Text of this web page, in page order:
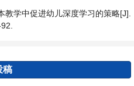
教学中促进幼儿深度学习的策略[J].
稿